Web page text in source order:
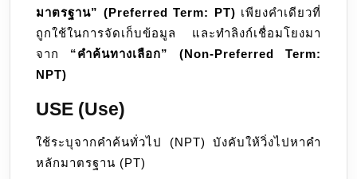
มาตรฐาน” (Preferred Term: PT) เพียงคำเดียวที่
ถูกใช้ในการจัดเก็บข้อมูล และทำลิงก์เชื่อมโยงมา
จาก “คำค้นทางเลือก” (Non-Preferred Term:
NPT)
USE (Use)
ใช้ระบุจากคำค้นทั่วไป (NPT) บังคับให้วิ่งไปหาคำ
หลักมาตรฐาน (PT)